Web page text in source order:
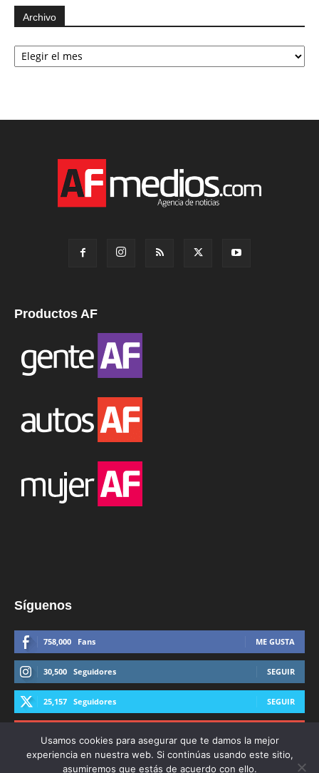
Archivo
Archivo
Productos AF
Síguenos
758,000 Fans ME GUSTA
30,500 Seguidores SEGUIR
25,157 Seguidores SEGUIR
Usamos cookies para asegurar que te damos la mejor
experiencia en nuestra web. Si continúas usando este sitio,
asumiremos que estás de acuerdo con ello.